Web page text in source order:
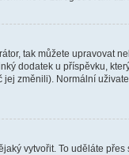
tak můžete upravovat
dodatek u příspěvku,
změnili). Normální
vytvořit. To uděláte přes